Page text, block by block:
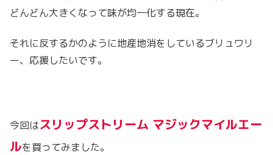
どんどん大きくなって味が均一化する現在。
それに反するかのように地産地消をしているブリュワリ
ー、応援したいです。
今回はスリップストリーム マジックマイルエー
ルを買ってみました。